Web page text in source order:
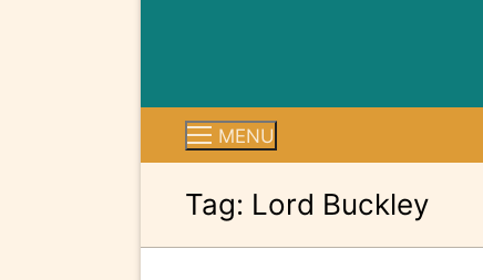
MENU
Tag: Lord Buckley